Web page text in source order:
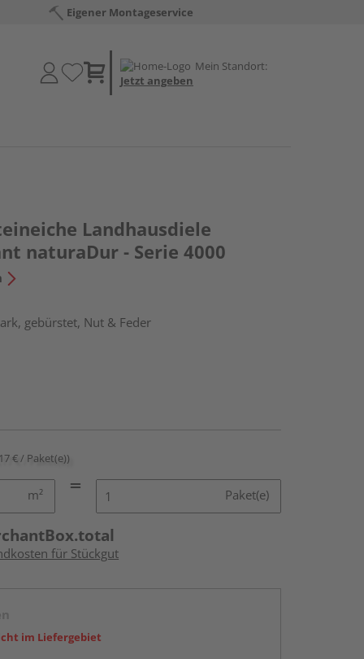
Eigener Montageservice
Mein Standort:
Jetzt angeben
Landhausdiele
naturaDur - Serie 4000
gebürstet, Nut & Feder
€ / Paket(e))
m² Paket(e)
für Stückgut
im Liefergebiet